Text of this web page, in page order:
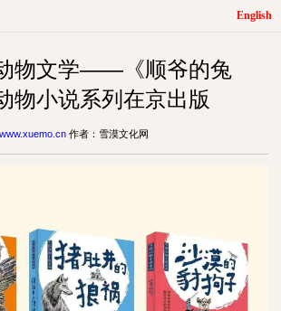
English
物文学——《顺爷的兔
物小说系列在京出版
www.xuemo.cn 作者：雪漠文化网